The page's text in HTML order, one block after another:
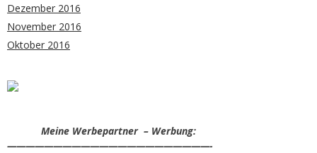
Dezember 2016
November 2016
Oktober 2016
Meine Werbepartner – Werbung:
——————————————————————-